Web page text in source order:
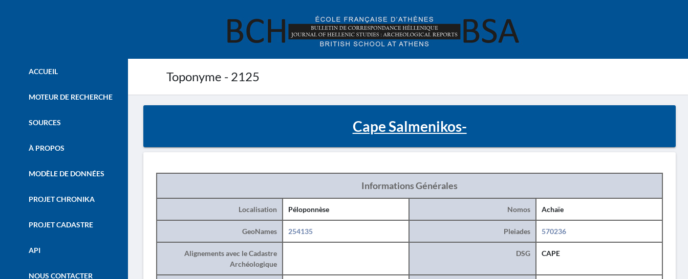
Toponyme - 2125
ACCUEIL
MOTEUR DE RECHERCHE
SOURCES
À PROPOS
MODÈLE DE DONNÉES
PROJET CHRONIKA
PROJET CADASTRE
API
NOUS CONTACTER
Cape Salmenikos-
Informations Générales
Localisation Péloponnèse Nomos Achaïe
GeoNames 254135 Pleiades 570236
Alignements avec le Cadastre
Archéologique
DSG CAPE